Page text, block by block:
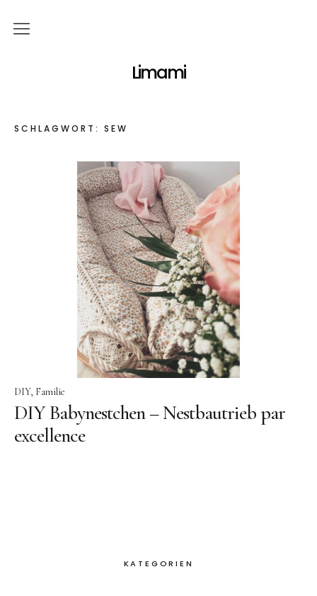
Limami
Über mich
Essen & Trinken
DIY
Reisen
Garten
Marmeladenglasmomente
Kontakt
SCHLAGWORT: SEW
DIY Familie
DIY Babynestchen – Nestbautrieb par
excellence
KATEGORIEN